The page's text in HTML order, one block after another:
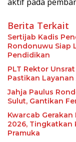
Berita Terkait
Sertijab Kadis
Rondonuwu Siap
Pendidikan
PLT Rektor
Pastikan
Jahja Paulus
Sulut, Gantikan
Kwarcab Gerakan
2026, Tingkatkan
Pramuka